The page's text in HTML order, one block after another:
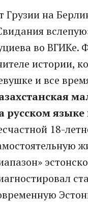
Грузии на
во ВГИКе.
истории,
и все
русском
18-